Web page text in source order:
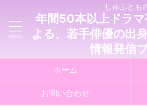
しゅふとも
年間50本以上ドラ
よる、若手俳優の出
情報発信
ホーム
お問い合わせ